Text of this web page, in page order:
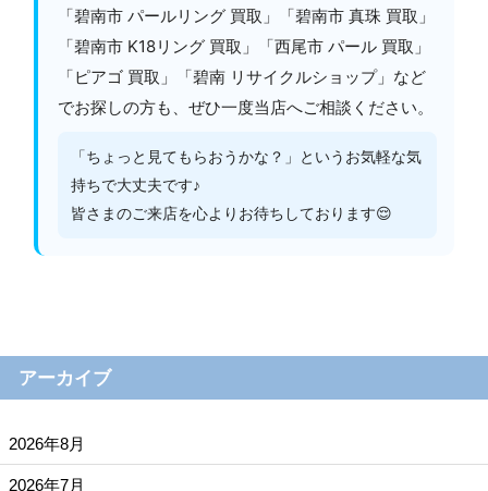
「碧南市 パールリング 買取」「碧南市 真珠 買取」
「碧南市 K18リング 買取」「西尾市 パール 買取」
「ピアゴ 買取」「碧南 リサイクルショップ」など
でお探しの方も、ぜひ一度当店へご相談ください。
「ちょっと見てもらおうかな？」というお気軽な気
持ちで大丈夫です♪
皆さまのご来店を心よりお待ちしております😌
アーカイブ
2026年8月
2026年7月